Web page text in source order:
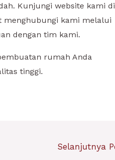
Kunjungi website kami di
menghubungi kami melalui
dengan tim kami.
rumah Anda
tinggi.
Selanjutnya